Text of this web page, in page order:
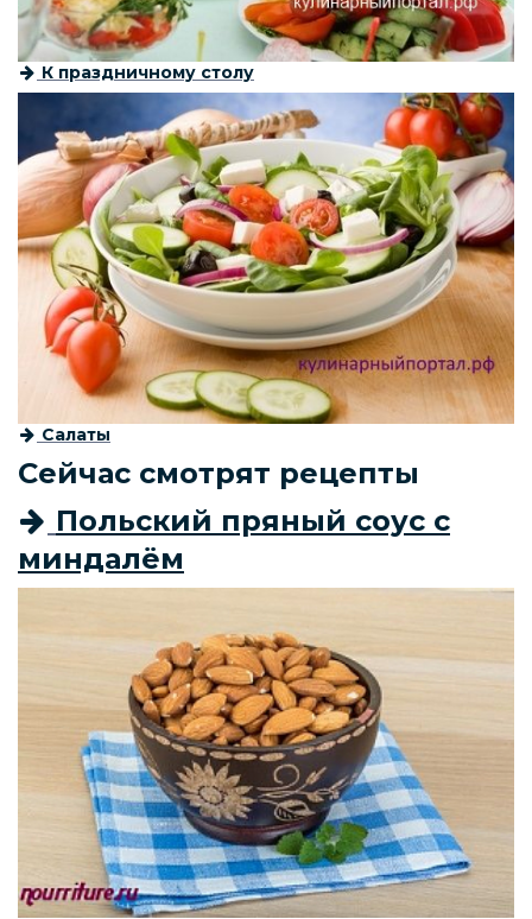
К праздничному столу
Салаты
Сейчас смотрят рецепты
Польский пряный соус с
миндалём